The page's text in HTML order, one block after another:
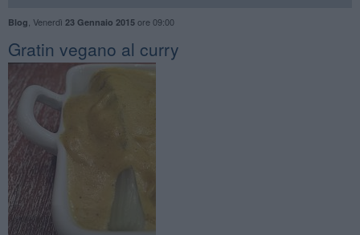
Blog Venerdì 23 Gennaio 2015ore 09:00
Gratin vegano al curry